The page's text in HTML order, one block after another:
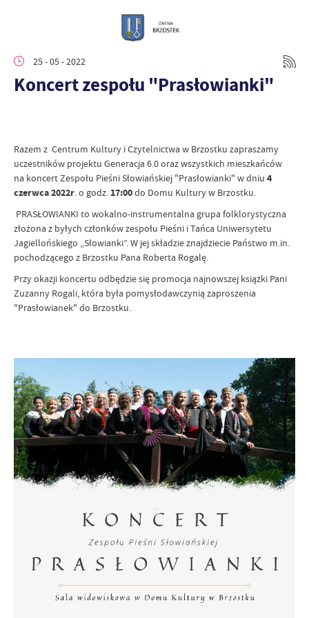
25 - 05 - 2022
Koncert zespołu "Prasłowianki"
Razem z Centrum Kultury i Czytelnictwa w Brzostku zapraszamy
uczestników projektu Generacja 6.0 oraz wszystkich mieszkańców
na koncert Zespołu Pieśni Słowiańskiej "Prasłowianki" w dniu 4
czerwca 2022r.o godz. 17:00do Domu Kultury w Brzostku.
PRASŁOWIANKI to wokalno-instrumentalna grupa folklorystyczna
złożona z byłych członków zespołu Pieśni i Tańca Uniwersytetu
Jagiellońskiego „Słowianki”. W jej składzie znajdziecie Państwo m.in.
pochodzącego z Brzostku Pana Roberta Rogalę.
Przy okazji koncertu odbędzie się promocja najnowszej książki Pani
Zuzanny Rogali, która była pomysłodawczynią zaproszenia
"Prasłowianek" do Brzostku.